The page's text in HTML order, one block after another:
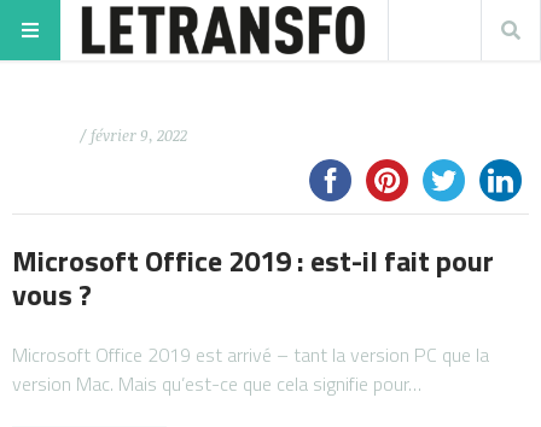
/ février 9, 2022
Microsoft Office 2019 : est-il fait pour
vous ?
Microsoft Office 2019 est arrivé – tant la version PC que la
version Mac. Mais qu’est-ce que cela signifie pour…